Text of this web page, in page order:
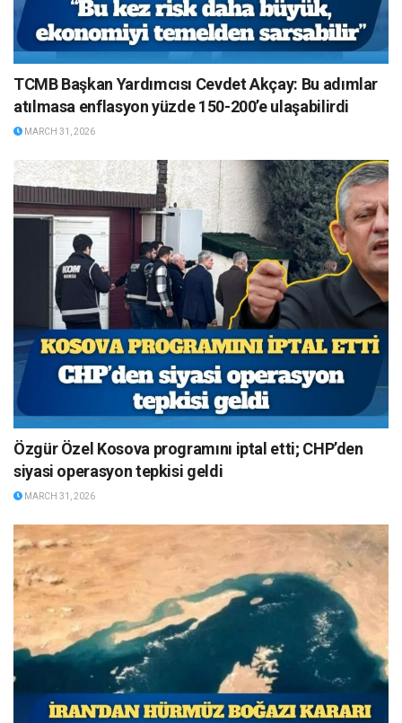
TCMB Başkan Yardımcısı Cevdet Akçay: Bu adımlar
atılmasa enflasyon yüzde 150-200’e ulaşabilirdi
MARCH 31, 2026
Özgür Özel Kosova programını iptal etti; CHP’den
siyasi operasyon tepkisi geldi
MARCH 31, 2026